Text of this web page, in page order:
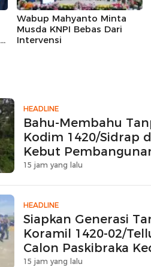
Wabup Mahyanto Minta
Musda KNPI Bebas Dari
Intervensi
HEADLINE
Bahu-Membahu
Kodim 1420/Sidrap
Kebut
Beton
15 jam yang lalu
HEADLINE
Siapkan Generasi
Koramil 1420-02/
Calon Paskibraka
15 jam yang lalu